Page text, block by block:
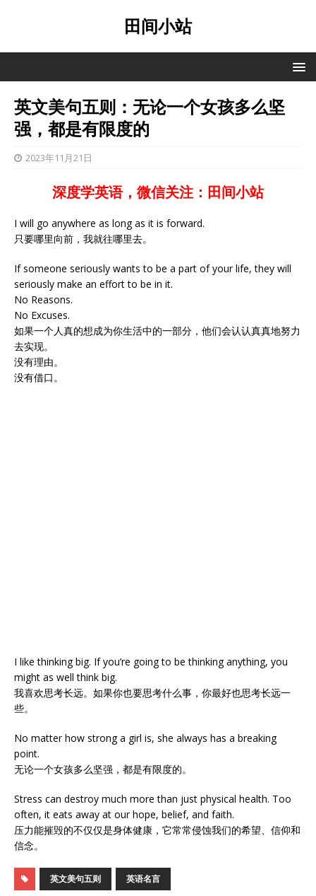
田间小站
英文美句五则：无论一个女孩多么坚
强，都是有限度的
2023年11月21日
深度学英语，微信关注：田间小站
I will go anywhere as long as it is forward.
只要哪里向前，我就往哪里去。
If someone seriously wants to be a part of your life, they will
seriously make an effort to be in it.
No Reasons.
No Excuses.
如果一个人真的想成为你生活中的一部分，他们会认认真真地努力
去实现。
没有理由。
没有借口。
I like thinking big. If you’re going to be thinking anything, you
might as well think big.
我喜欢思考长远。如果你也要思考什么事，你最好也思考长远一
些。
No matter how strong a girl is, she always has a breaking
point.
无论一个女孩多么坚强，都是有限度的。
Stress can destroy much more than just physical health. Too
often, it eats away at our hope, belief, and faith.
压力能摧毁的不仅仅是身体健康，它常常侵蚀我们的希望、信仰和
信念。
英文美句五则 英语名言